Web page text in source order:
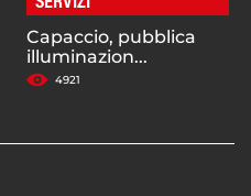
Capaccio, pubblica
illuminazion...
4921